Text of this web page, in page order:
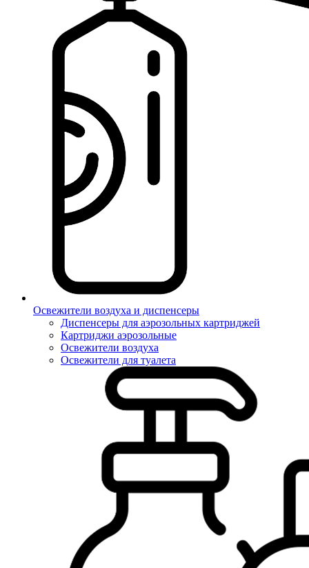
Освежители воздуха и диспенсеры
Диспенсеры для аэрозольных картриджей
Картриджи аэрозольные
Освежители воздуха
Освежители для туалета